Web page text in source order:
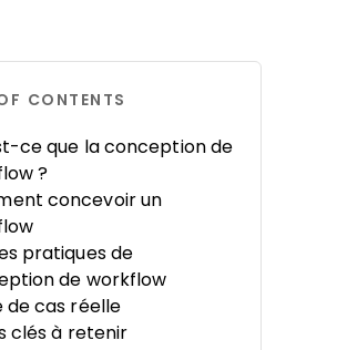
CONTENTS
ce que la conception de
?
concevoir un
pratiques de
de workflow
de cas réelle
clés à retenir